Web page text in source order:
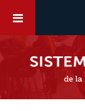
de la